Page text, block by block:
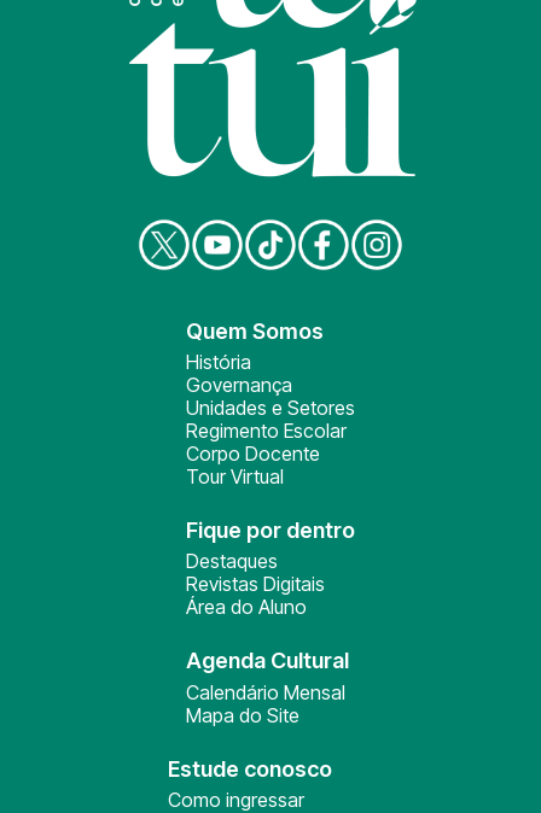
Quem Somos
História
Governança
Unidades e Setores
Regimento Escolar
Corpo Docente
Tour Virtual
Fique por dentro
Destaques
Revistas Digitais
Área do Aluno
Agenda Cultural
Calendário Mensal
Mapa do Site
Estude conosco
Como ingressar